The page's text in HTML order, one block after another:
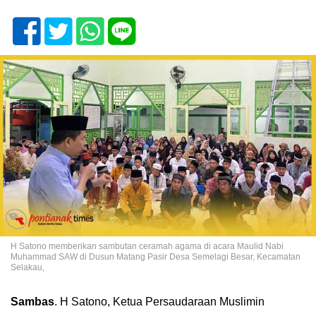
H Satono memberikan sambutan ceramah agama di acara Maulid Nabi
Muhammad SAW di Dusun Matang Pasir Desa Semelagi Besar, Kecamatan
Selakau,
Sambas. H Satono, Ketua Persaudaraan Muslimin